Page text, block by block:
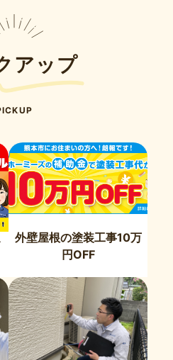
アップ
外壁屋根の塗装工事10万
円OFF